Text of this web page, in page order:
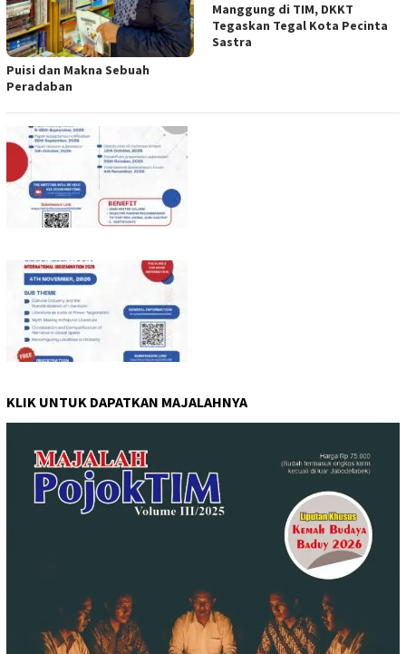
Puisi dan Makna Sebuah
Peradaban
Manggung di TIM, DKKT
Tegaskan Tegal Kota Pecinta
Sastra
KLIK UNTUK DAPATKAN MAJALAHNYA